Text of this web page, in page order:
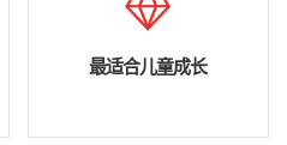
最适合儿童成长